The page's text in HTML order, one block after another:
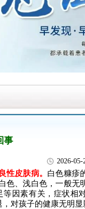
事
2026-
皮肤病。 白色糠疹
色、浅白色，一般无
因素有关，症状相
对孩子的健康无明显